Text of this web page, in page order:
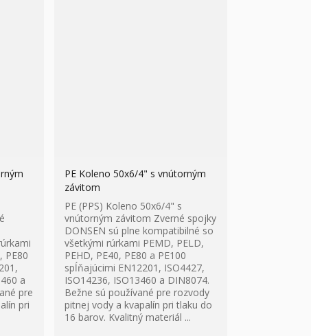
PE80
a
pre
pri
PE Koleno 50x6/4" s vnútorným
závitom
PE (PPS) Koleno 50x6/4" s
vnútorným závitom Zverné spojky
DONSEN sú plne kompatibilné so
všetkými rúrkami PEMD, PELD,
PEHD, PE40, PE80 a PE100
spĺňajúcimi EN12201, ISO4427,
ISO14236, ISO13460 a DIN8074.
Bežne sú používané pre rozvody
pitnej vody a kvapalín pri tlaku do
16 barov. Kvalitný materiál ...